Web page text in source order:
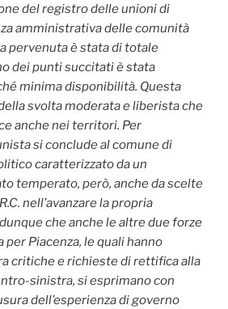
del registro delle unioni di
amministrativa delle comunità
pervenuta è stata di totale
dei punti succitati è stata
minima disponibilità. Questa
svolta moderata e liberista che
anche nei territori. Per
si conclude al comune di
caratterizzato da un
temperato, però, anche da scelte
nell’avanzare la propria
che anche le altre due forze
Piacenza, le quali hanno
critiche e richieste di rettifica alla
sinistra, si esprimano con
dell’esperienza di governo